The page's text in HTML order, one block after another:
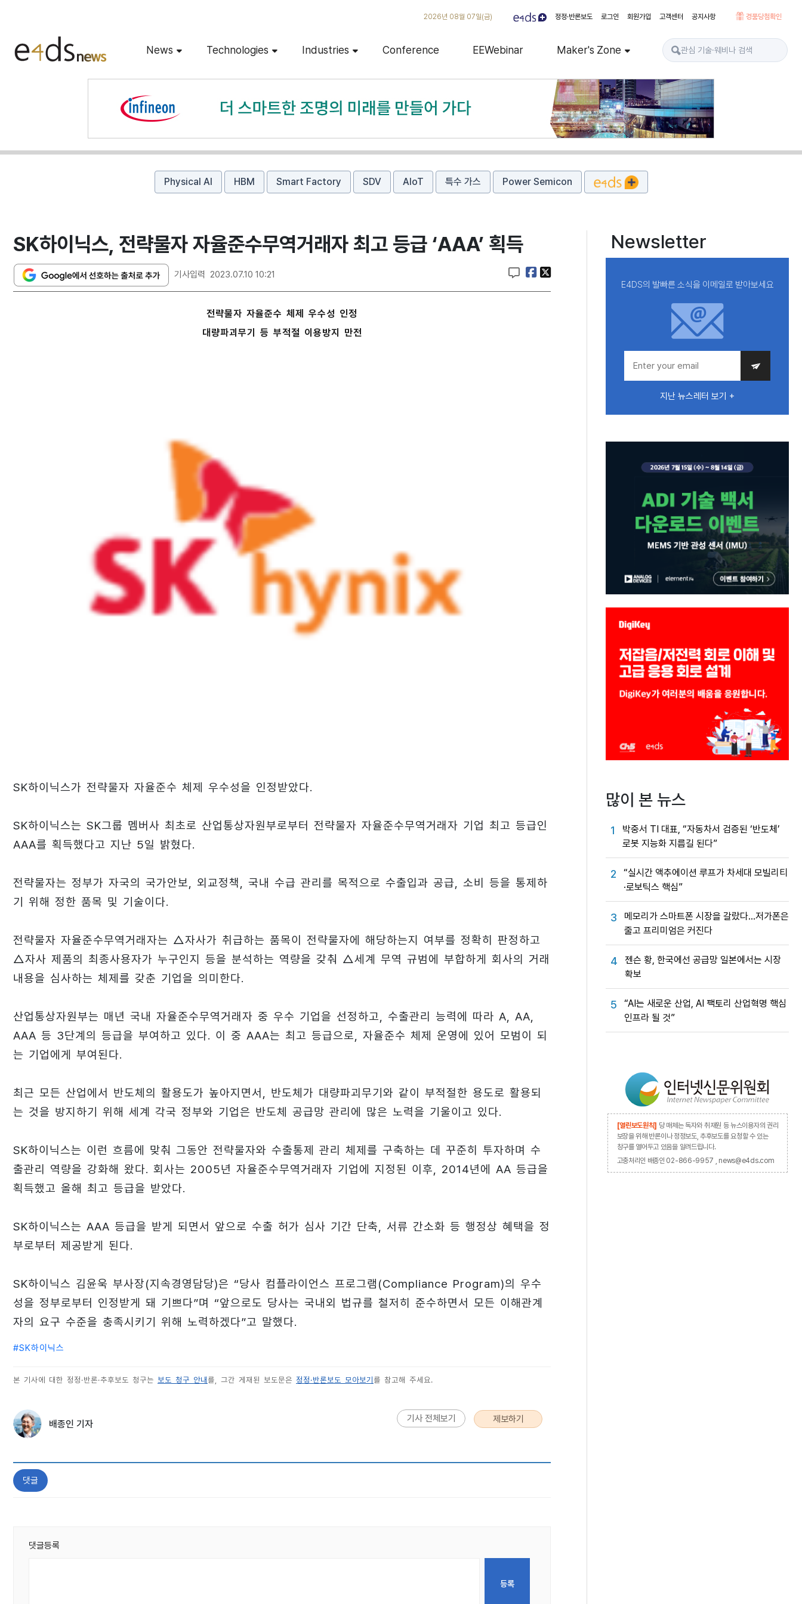
2026년 08월 07일(금) 정정·반론보도 로그인 회원가입 고객센터 공지사항 경품당첨확인
News Technologies Industries Conference EEWebinar Maker's Zone
Physical AI HBM Smart Factory SDV AIoT 특수 가스 Power Semicon
SK하이닉스, 전략물자 자율준수무역거래자 최고 등급 ‘AAA’ 획득
기사입력 2023.07.10 10:21
전략물자 자율준수 체제 우수성 인정
대량파괴무기 등 부적절 이용방지 만전
SK하이닉스가 전략물자 자율준수 체제 우수성을 인정받았다.
SK하이닉스는 SK그룹 멤버사 최초로 산업통상자원부로부터 전략물자 자율준수무역거래자 기업 최고 등급인
AAA를 획득했다고 지난 5일 밝혔다.
전략물자는 정부가 자국의 국가안보, 외교정책, 국내 수급 관리를 목적으로 수출입과 공급, 소비 등을 통제하
기 위해 정한 품목 및 기술이다.
전략물자 자율준수무역거래자는 △자사가 취급하는 품목이 전략물자에 해당하는지 여부를 정확히 판정하고
△자사 제품의 최종사용자가 누구인지 등을 분석하는 역량을 갖춰 △세계 무역 규범에 부합하게 회사의 거래
내용을 심사하는 체제를 갖춘 기업을 의미한다.
산업통상자원부는 매년 국내 자율준수무역거래자 중 우수 기업을 선정하고, 수출관리 능력에 따라 A, AA,
AAA 등 3단계의 등급을 부여하고 있다. 이 중 AAA는 최고 등급으로, 자율준수 체제 운영에 있어 모범이 되
는 기업에게 부여된다.
최근 모든 산업에서 반도체의 활용도가 높아지면서, 반도체가 대량파괴무기와 같이 부적절한 용도로 활용되
는 것을 방지하기 위해 세계 각국 정부와 기업은 반도체 공급망 관리에 많은 노력을 기울이고 있다.
SK하이닉스는 이런 흐름에 맞춰 그동안 전략물자와 수출통제 관리 체제를 구축하는 데 꾸준히 투자하며 수
출관리 역량을 강화해 왔다. 회사는 2005년 자율준수무역거래자 기업에 지정된 이후, 2014년에 AA 등급을
획득했고 올해 최고 등급을 받았다.
SK하이닉스는 AAA 등급을 받게 되면서 앞으로 수출 허가 심사 기간 단축, 서류 간소화 등 행정상 혜택을 정
부로부터 제공받게 된다.
SK하이닉스 김윤욱 부사장(지속경영담당)은 “당사 컴플라이언스 프로그램(Compliance Program)의 우수
성을 정부로부터 인정받게 돼 기쁘다”며 “앞으로도 당사는 국내외 법규를 철저히 준수하면서 모든 이해관계
자의 요구 수준을 충족시키기 위해 노력하겠다”고 말했다.
#SK하이닉스
본 기사에 대한 정정·반론·추후보도 청구는 보도 청구 안내를, 그간 게재된 보도문은 정정·반론보도 모아보기를 참고해 주세요.
배종인 기자 기사 전체보기 제보하기
댓글
댓글등록
Newsletter
E4DS의 발빠른 소식을 이메일로 받아보세요
지난 뉴스레터 보기 +
많이 본 뉴스
1
박중서 TI 대표, “자동차서 검증된 ‘반도체’
로봇 지능화 지름길 된다”
2
“실시간 액추에이션 루프가 차세대 모빌리티
·로보틱스 핵심”
3
메모리가 스마트폰 시장을 갈랐다…저가폰은
줄고 프리미엄은 커진다
4
젠슨 황, 한국에선 공급망 일본에서는 시장
확보
5
“AI는 새로운 산업, AI 팩토리 산업혁명 핵심
인프라 될 것”
[열린보도원칙] 당 매체는 독자와 취재원 등 뉴스이용자의 권리
보장을 위해 반론이나 정정보도, 추후보도를 요청할 수 있는
창구를 열어두고 있음을 알려드립니다.
고충처리인 배종인 02-866-9957 , news@e4ds.com